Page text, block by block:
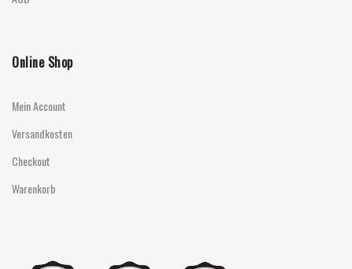
Online Shop
Mein Account
Versandkosten
Checkout
Warenkorb